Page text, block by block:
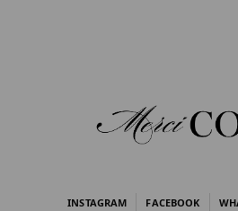
INSTAGRAM FACEBOOK